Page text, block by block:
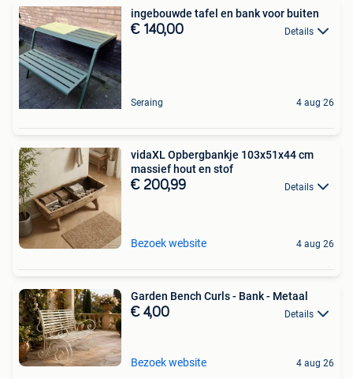
ingebouwde tafel en bank voor buiten
€ 140,00 Details
Seraing 4 aug 26
vidaXL Opbergbankje 103x51x44 cm
massief hout en stof
€ 200,99 Details
Bezoek website 4 aug 26
Garden Bench Curls - Bank - Metaal
€ 4,00 Details
Bezoek website 4 aug 26